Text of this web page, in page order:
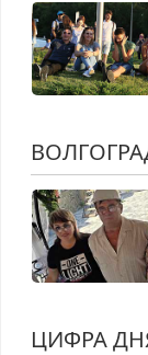
ЦИФРА